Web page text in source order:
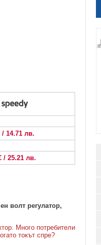
/ 14.71 лв.
/ 25.21 лв.
волт регулатор,
Много потребители
токът спре?